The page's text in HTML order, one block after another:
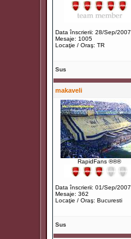
Data înscrierii: 28/Sep/2007
Mesaje: 1005
Locaţie / Oraş: TR
Sus
makaveli
RapidFans ®®®
Data înscrierii: 01/Sep/2007
Mesaje: 362
Locaţie / Oraş: Bucuresti
Sus